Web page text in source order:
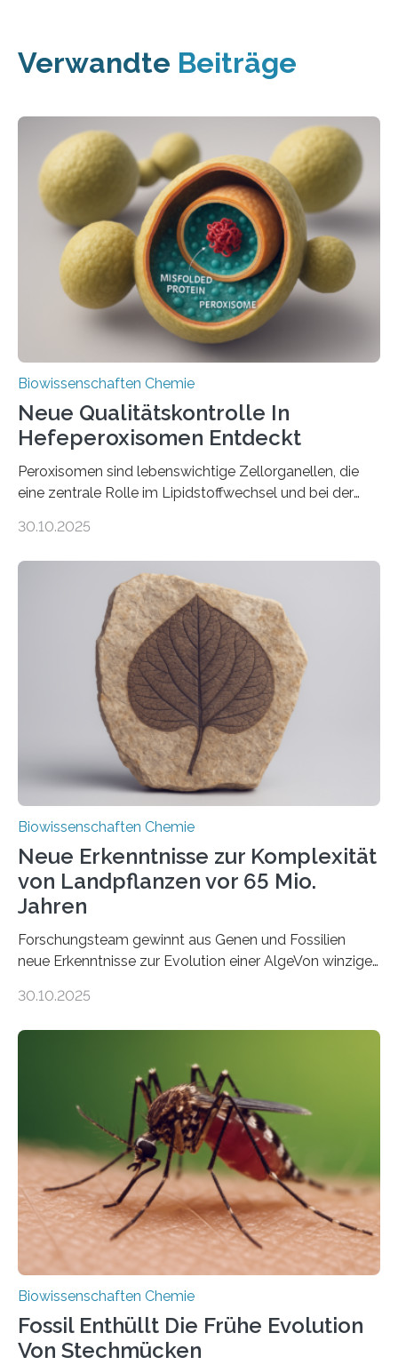
Verwandte Beiträge
Biowissenschaften Chemie
Neue Qualitätskontrolle In
Hefeperoxisomen Entdeckt
Peroxisomen sind lebenswichtige Zellorganellen, die
eine zentrale Rolle im Lipidstoffwechsel und bei der
erfüllen können, müssen zahlreiche Enzyme präzise in
der Ruhr-Universität Bochum um Prof. Dr. Ralf Erdmann
und Dr. Ismaila Francis Yusuf hat nun einen bislang
unbekannten Qualitätskontrollmechanismus des
peroxisomalen Proteintransports in der Bäckerhefe
Saccharomyces cerevisiae entdeckt, der für die
Funktionsfähigkeit der Organellen entscheidend ist. Die
Studie wurde am 28. Oktober 2025 in der
Fachzeitschrift…
30.10.2025
Biowissenschaften Chemie
Neue Erkenntnisse zur Komplexität
von Landpflanzen vor 65 Mio.
Jahren
Forschungsteam gewinnt aus Genen und Fossilien
neue Erkenntnisse zur Evolution einer AlgeVon winzigen
Landpflanzen zählen zu den komplexesten
Grünalgen, die vor Hunderten von Millionen Jahren
lebten. Unter den Vorfahren sticht eine Gruppe heraus,
die noch heute in der Natur vorkommt: die
Süßwasseralge Coleochaetophyceae. Einige Arten
dieser Gruppe bilden aus Zellfäden dichte Geflechte
mit scheibenförmiger Gestalt. Was auffällig ist: Die
nächsten…
30.10.2025
Biowissenschaften Chemie
Fossil Enthüllt Die Frühe Evolution
Von Stechmücken